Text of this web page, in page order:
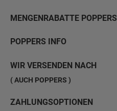
MENGENRABATTE POPPERS
POPPERS INFO
WIR VERSENDEN NACH
( AUCH POPPERS )
ZAHLUNGSOPTIONEN